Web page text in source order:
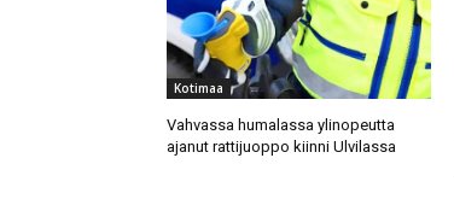
Kotimaa
Vahvassa humalassa ylinopeutta
ajanut rattijuoppo kiinni Ulvilassa